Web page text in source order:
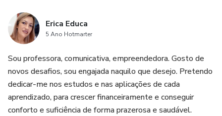
Erica Educa
5 Ano Hotmarter
Sou professora, comunicativa, empreendedora. Gosto de
novos desafios, sou engajada naquilo que desejo. Pretendo
dedicar-me nos estudos e nas aplicações de cada
aprendizado, para crescer financeiramente e conseguir
conforto e suficiência de forma prazerosa e saudável.